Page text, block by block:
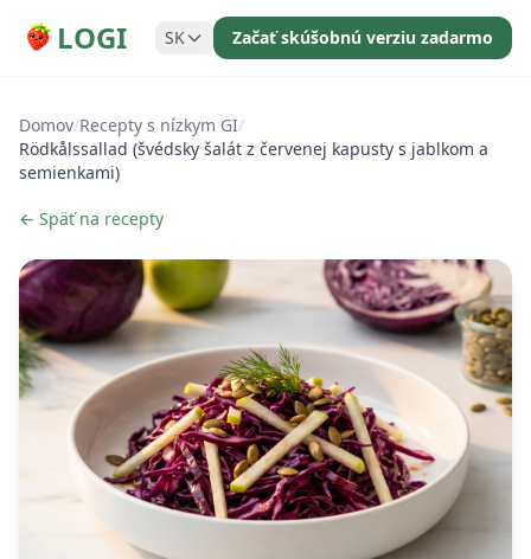
LOGI SK Začať skúšobnú verziu zadarmo
Domov/Recepty s nízkym GI/
Rödkålssallad (švédsky šalát z červenej kapusty s jablkom a
semienkami)
← Späť na recepty